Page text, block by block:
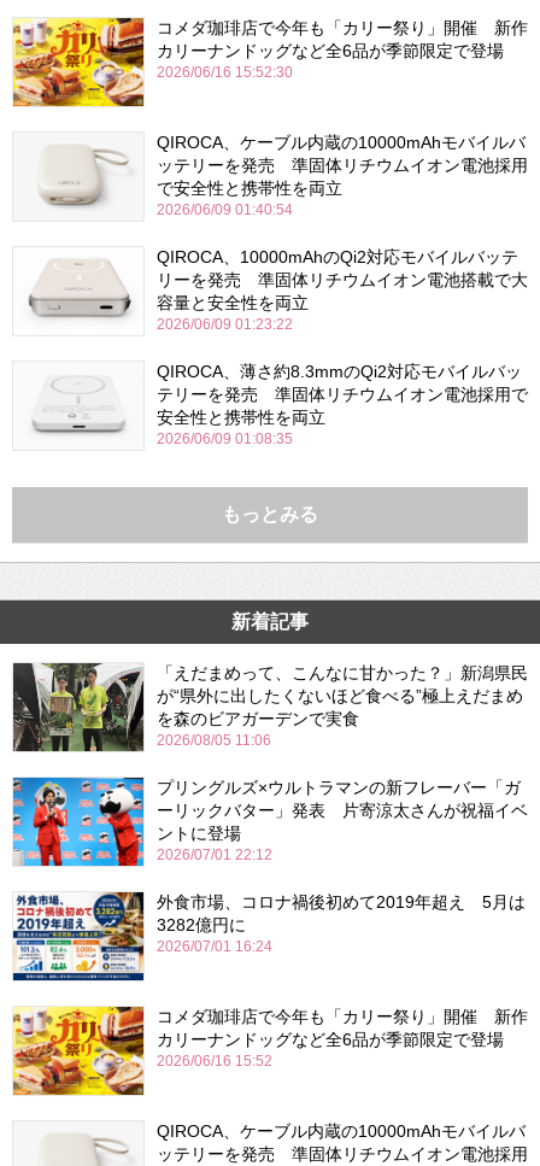
コメダ珈琲店で今年も「カリー祭り」開催 新作
カリーナンドッグなど全6品が季節限定で登場
2026/06/16 15:52:30
QIROCA、ケーブル内蔵の10000mAhモバイルバ
ッテリーを発売 準固体リチウムイオン電池採用
で安全性と携帯性を両立
2026/06/09 01:40:54
QIROCA、10000mAhのQi2対応モバイルバッテ
リーを発売 準固体リチウムイオン電池搭載で大
容量と安全性を両立
2026/06/09 01:23:22
QIROCA、薄さ約8.3mmのQi2対応モバイルバッ
テリーを発売 準固体リチウムイオン電池採用で
安全性と携帯性を両立
2026/06/09 01:08:35
もっとみる
新着記事
「えだまめって、こんなに甘かった？」新潟県民
が“県外に出したくないほど食べる”極上えだまめ
を森のビアガーデンで実食
2026/08/05 11:06
プリングルズ×ウルトラマンの新フレーバー「ガ
ーリックバター」発表 片寄涼太さんが祝福イベ
ントに登場
2026/07/01 22:12
外食市場、コロナ禍後初めて2019年超え 5月は
3282億円に
2026/07/01 16:24
コメダ珈琲店で今年も「カリー祭り」開催 新作
カリーナンドッグなど全6品が季節限定で登場
2026/06/16 15:52
QIROCA、ケーブル内蔵の10000mAhモバイルバ
ッテリーを発売 準固体リチウムイオン電池採用